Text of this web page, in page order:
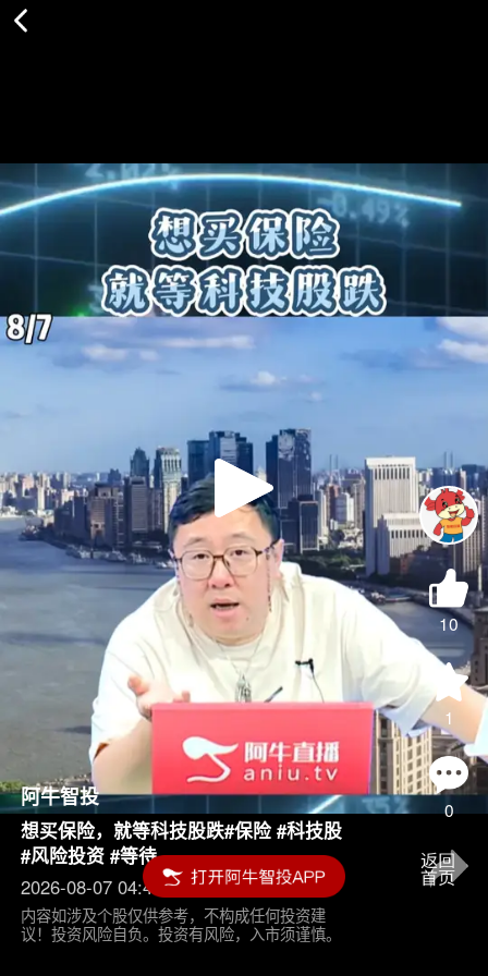
Play
Video
10
1
0
阿牛智投
想买保险，就等科技股跌#保险 #科技股
#风险投资 #等待
2026-08-07 04:45
内容如涉及个股仅供参考，不构成任何投资建
议！投资风险自负。投资有风险，入市须谨慎。